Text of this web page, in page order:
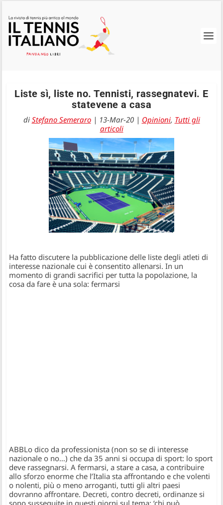
Liste sì, liste no. Tennisti, rassegnatevi. E
statevene a casa
di Stefano Semeraro| 13-Mar-20| Opinioni, Tutti gli
articoli
Ha fatto discutere la pubblicazione delle liste degli atleti di
interesse nazionale cui è consentito allenarsi. In un
momento di grandi sacrifici per tutta la popolazione, la
cosa da fare è una sola: fermarsi
ABBLo dico da professionista (non so se di interesse
nazionale o no…) che da 35 anni si occupa di sport: lo sport
deve rassegnarsi. A fermarsi, a stare a casa, a contribuire
allo sforzo enorme che l’Italia sta affrontando e che volenti
o nolenti, più o meno arroganti, tutti gli altri paesi
dovranno affrontare. Decreti, contro decreti, ordinanze si
sono susseguite in questi giorni sul tema: ‘chi può